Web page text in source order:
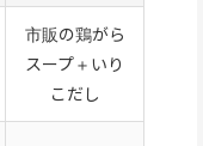
市販の鶏がら
スープ＋いり
こだし